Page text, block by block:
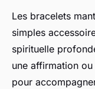
Les bracelets
simples
spirituelle
une affirmation
pour